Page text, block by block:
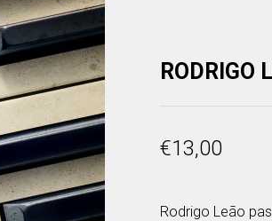
RODRIGO
€13,00
Rodrigo Leão